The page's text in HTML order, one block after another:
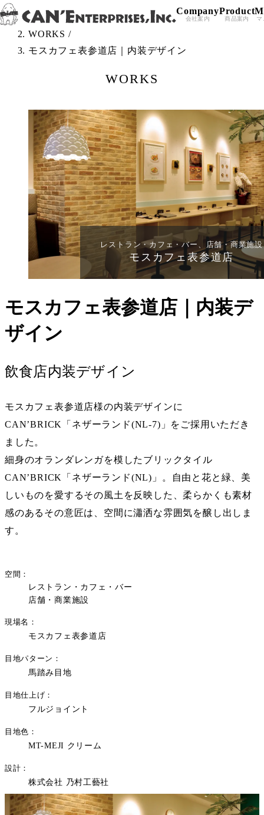
Skip to content
Company
会社案内
Product
商品案内 マ
TOP /
WORKS /
モスカフェ表参道店｜内装デザイン
WORKS
レストラン・カフェ・バー、店舗・商業施設
モスカフェ表参道店
モスカフェ表参道店｜内装デ
ザイン
飲食店内装デザイン
モスカフェ表参道店様の内装デザインに
CAN’BRICK「ネザーランド(NL-7)」をご採用いただき
ました。
細身のオランダレンガを模したブリックタイル
CAN’BRICK「 ネザーランド(NL) 」。自由と花と緑、美
しいものを愛するその風土を反映した、柔らかくも素材
感のあるその意匠は、空間に瀟洒な雰囲気を醸し出しま
す。
空間
レストラン・カフェ・バー
店舗・商業施設
現場名
モスカフェ表参道店
目地パターン
馬踏み目地
目地仕上げ
フルジョイント
目地色
MT-MEJI クリーム
設計
株式会社 乃村工藝社